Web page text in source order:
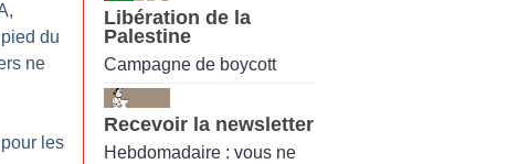
du
ne
les
Libération de la
Palestine
Campagne de boycott
Recevoir la newsletter
Hebdomadaire : vous ne